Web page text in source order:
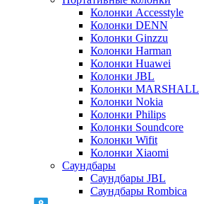
Колонки Accesstyle
Колонки DENN
Колонки Ginzzu
Колонки Harman
Колонки Huawei
Колонки JBL
Колонки MARSHALL
Колонки Nokia
Колонки Philips
Колонки Soundcore
Колонки Wifit
Колонки Xiaomi
Саундбары
Саундбары JBL
Саундбары Rombica